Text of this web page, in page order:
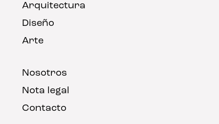
Arquitectura
Diseño
Arte
Nosotros
Nota legal
Contacto